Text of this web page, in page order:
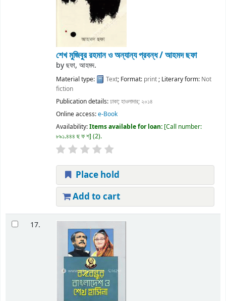
শেখ মুজিবুর রহমান ও অন্যান্য প্রবন্ধ / আহমদ ছফা
byছফা, আহমদ.
Material type: Text; Format: print; Literary form: Not
fiction
Publication details:ঢাকা;হাওলাদার; ২০১৪
Online access:e-Book
Availability:Items available for loan: Call number:
৮৯১.৪৪৪ ছ ফ শ (2).
Place hold
Add to cart
17.